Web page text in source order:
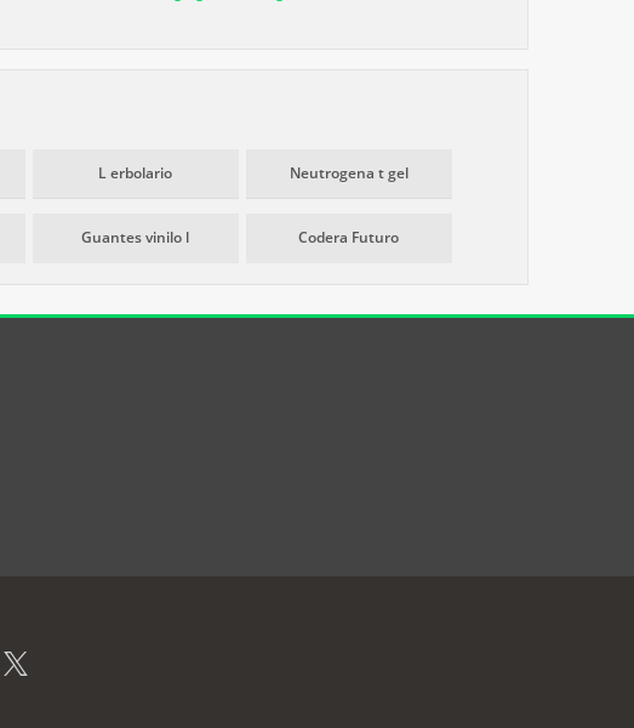
L erbolario Neutrogena t gel
Guantes vinilo l Codera Futuro